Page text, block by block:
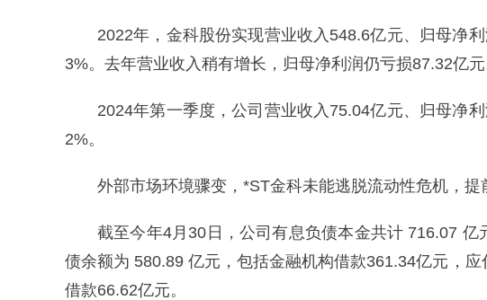
2022年，金科股份实现营业收入548.6亿元、归母净
3%。去年营业收入稍有增长，归母净利润仍亏损87.32亿元
2024年第一季度，公司营业收入75.04亿元、归母净
2%。
外部市场环境骤变，*ST金科未能逃脱流动性危机，提
截至今年4月30日，公司有息负债本金共计 716.07
债余额为 580.89 亿元，包括金融机构借款361.34亿元，
借款66.62亿元。